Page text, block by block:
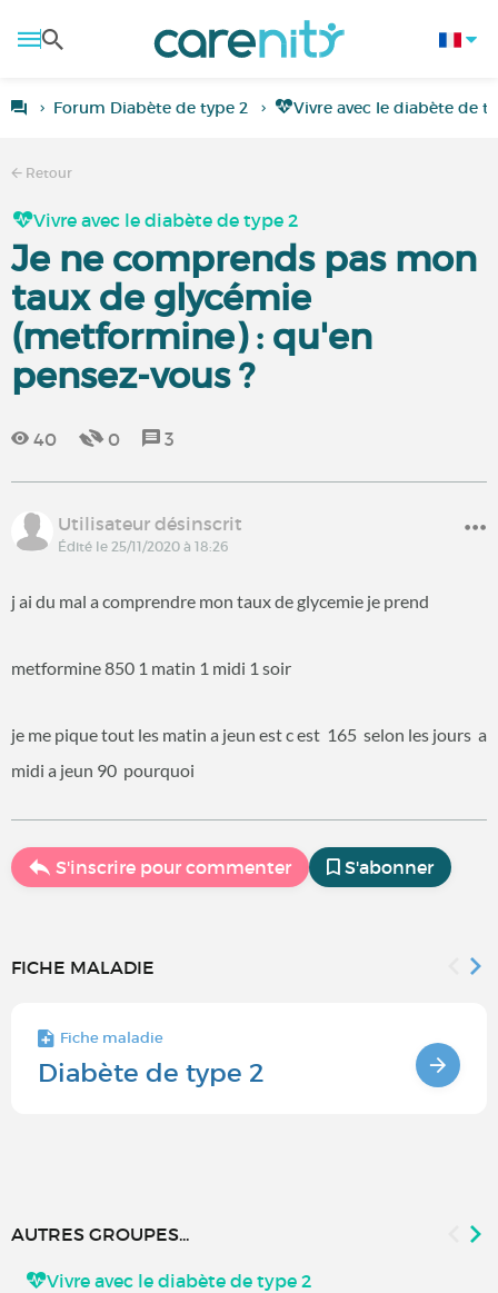
Forum Diabète de type 2 Vivre avec le diabète de
Retour
Vivre avec le diabète de type 2
Je ne comprends pas mon
taux de glycémie
(metformine) : qu'en
pensez-vous ?
40 0 3
Utilisateur désinscrit
Édité le 25/11/2020 à 18:26
j ai du mal a comprendre mon taux de glycemie je prend
metformine 850 1 matin 1 midi 1 soir
je me pique tout les matin a jeun est c est 165 selon les jours a
midi a jeun 90 pourquoi
S'inscrire pour commenter S'abonner
FICHE MALADIE
Fiche maladie
Diabète de type 2
AUTRES GROUPES...
Vivre avec le diabète de type 2